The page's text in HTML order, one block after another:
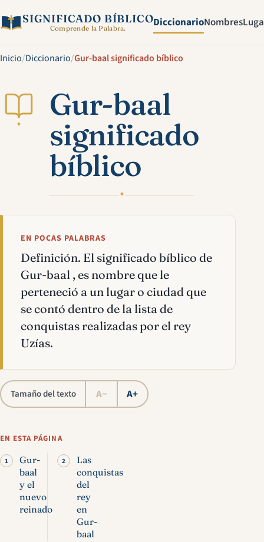
SIGNIFICADO BÍBLICO
Comprende la Palabra. DiccionarioNombres
Inicio/Diccionario/Gur-baal significado bíblico
✦
Gur-baal
significado
bíblico
✦
EN POCAS PALABRAS
Definición. El significado bíblico de
Gur-baal , es nombre que le
perteneció a un lugar o ciudad que
se contó dentro de la lista de
conquistas realizadas por el rey
Uzías.
Tamaño del texto A− A+
EN ESTA PÁGINA
Gur-
baal
y el
nuevo
reinado
Las
conquistas
del
rey
en
Gur-
baal